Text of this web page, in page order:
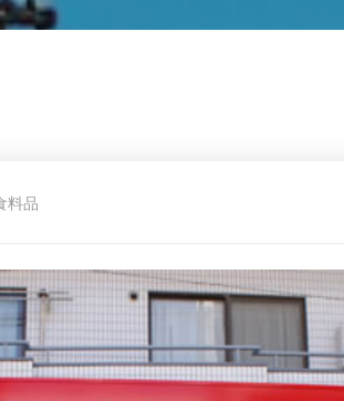
料品